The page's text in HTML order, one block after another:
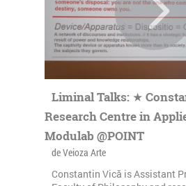
Liminal Talks: ★
Research Centre in
Modulab @POINT
de Veioza Arte
Constantin Vică is Assistant